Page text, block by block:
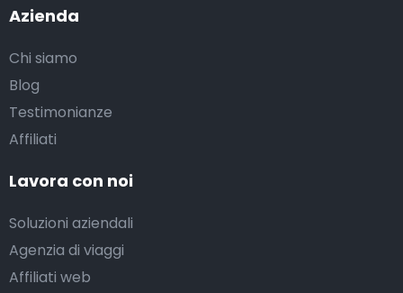
Azienda
Chi siamo
Blog
Testimonianze
Affiliati
Lavora con noi
Soluzioni aziendali
Agenzia di viaggi
Affiliati web